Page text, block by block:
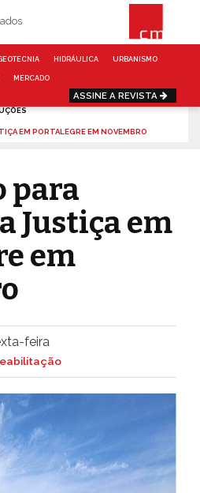
HIDRÁULICA URBANISMO
MERCADO
ASSINE A REVISTA
EM PORTALEGRE EM NOVEMBRO
para
Justiça em
em
feira